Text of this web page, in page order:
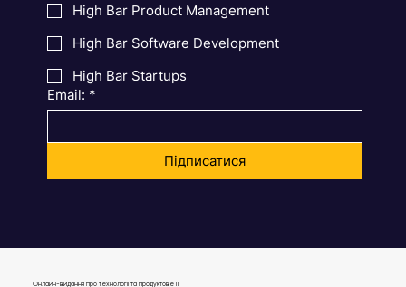
High Bar Product Management
High Bar Software Development
High Bar Startups
Email: *
Підписатися
Онлайн-видання про технології та продуктове IT